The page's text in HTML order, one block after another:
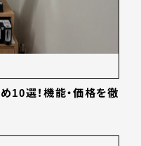
10選！機能・価格を徹